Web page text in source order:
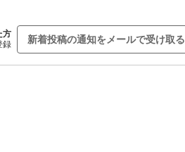
方
録
新着投稿の通知をメールで受け取る